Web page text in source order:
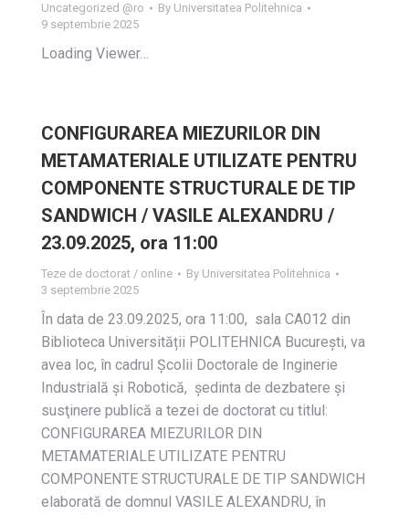
Uncategorized @ro By Universitatea Politehnica
9 septembrie 2025
Loading Viewer…
CONFIGURAREA MIEZURILOR DIN
METAMATERIALE UTILIZATE PENTRU
COMPONENTE STRUCTURALE DE TIP
SANDWICH / VASILE ALEXANDRU /
23.09.2025, ora 11:00
Teze de doctorat / online By Universitatea Politehnica
3 septembrie 2025
În data de 23.09.2025, ora 11:00, sala CA012 din
Biblioteca Universității POLITEHNICA București, va
avea loc, în cadrul Școlii Doctorale de Inginerie
Industrială și Robotică, ședinta de dezbatere și
susţinere publică a tezei de doctorat cu titlul:
CONFIGURAREA MIEZURILOR DIN
METAMATERIALE UTILIZATE PENTRU
COMPONENTE STRUCTURALE DE TIP SANDWICH
elaborată de domnul VASILE ALEXANDRU, în